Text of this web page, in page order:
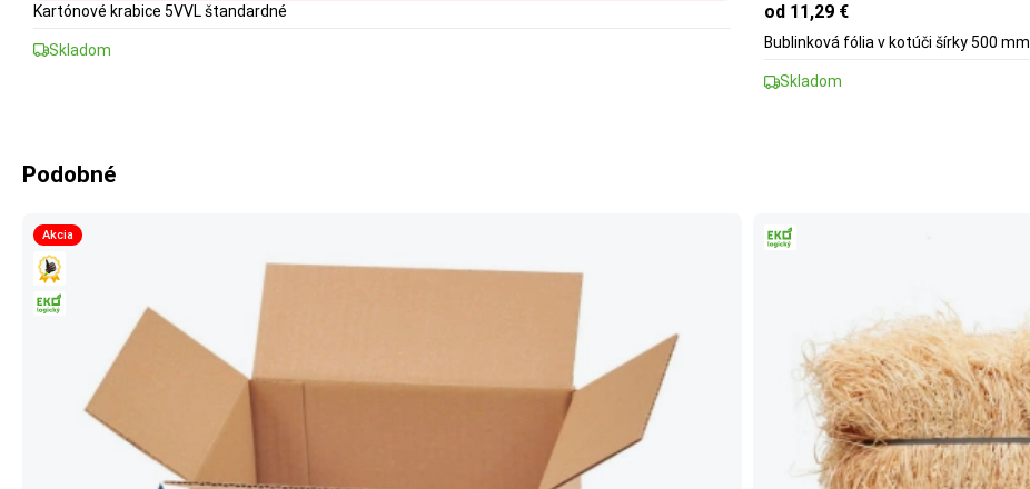
Kartónové krabice 5VVL štandardné
Skladom
od 11,29 €
Bublinková fólia v kotúči šírky 500 mm
Skladom
Podobné
Akcia